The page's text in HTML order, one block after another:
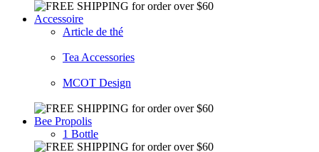
Accessoire
Article de thé
Tea Accessories
MCOT Design
Bee Propolis
1 Bottle